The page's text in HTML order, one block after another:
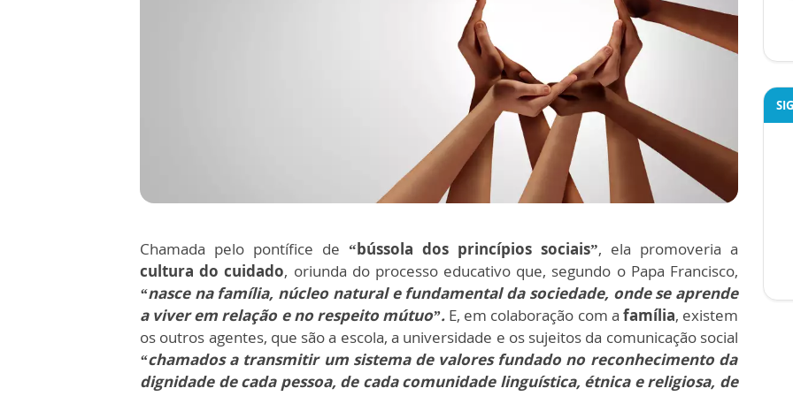
Chamada pelo pontífice de “bússola dos princípios sociais”, ela promoveria a
cultura do cuidado, oriunda do processo educativo que, segundo o Papa Francisco,
“nasce na família, núcleo natural e fundamental da sociedade, onde se aprende
a viver em relação e no respeito mútuo”. E, em colaboração com a família, existem
os outros agentes, que são a escola, a universidade e os sujeitos da comunicação social
“chamados a transmitir um sistema de valores fundado no reconhecimento da
dignidade de cada pessoa, de cada comunidade linguística, étnica e religiosa, de